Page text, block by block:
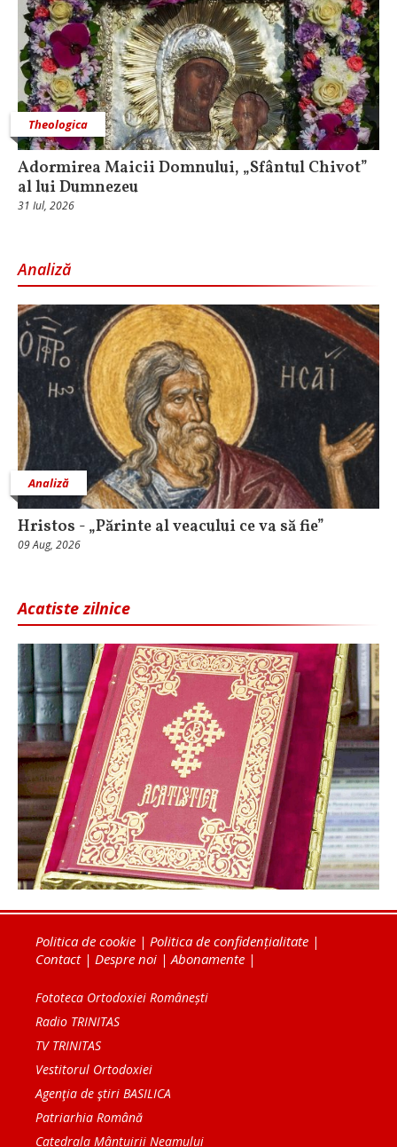
Theologica
Adormirea Maicii Domnului, „Sfântul Chivot”
al lui Dumnezeu
31 Iul, 2026
Analiză
Analiză
Hristos - „Părinte al veacului ce va să fie”
09 Aug, 2026
Acatiste zilnice
Politica de cookie | Politica de confidențialitate |
Contact| Despre noi | Abonamente |
Fototeca Ortodoxiei Românești
Radio TRINITAS
TV TRINITAS
Vestitorul Ortodoxiei
Agenţia de ştiri BASILICA
Patriarhia Română
Catedrala Mântuirii Neamului